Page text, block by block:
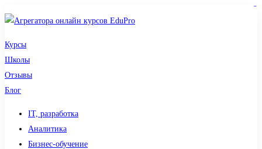
Курсы
Школы
Отзывы
Блог
IT, разработка
Аналитика
Бизнес-обучение